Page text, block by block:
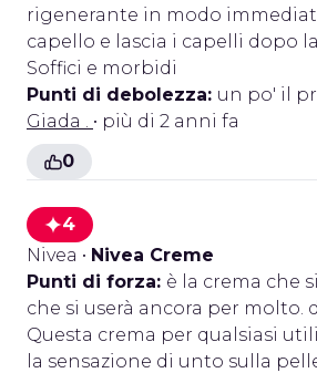
rigenerante in modo
capello e lascia i capelli dopo
Soffici e morbidi
Punti di debolezza: un po' il
Giada . • più di 2 anni fa
0
4
Nivea • Nivea Creme
Punti di forza: è la crema che
che si userà ancora per molto.
Questa crema per qualsiasi
la sensazione di unto sulla